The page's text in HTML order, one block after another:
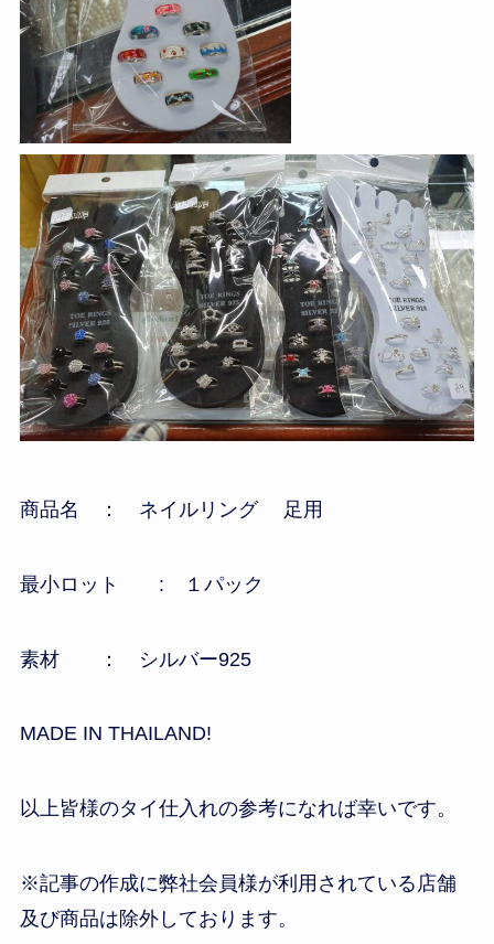
商品名 ： ネイルリング 足用
最小ロット : １パック
素材 ： シルバー925
MADE IN THAILAND!
以上皆様のタイ仕入れの参考になれば幸いです。
※記事の作成に弊社会員様が利用されている店舗
及び商品は除外しております。